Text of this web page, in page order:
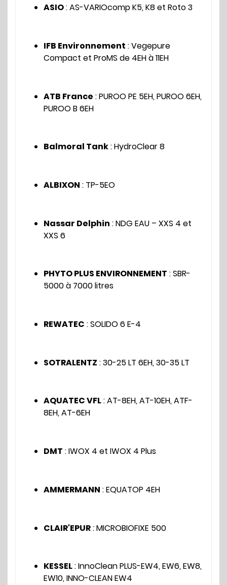
ASIO: AS-VARIOcomp K5, K8 et Roto 3
IFB Environnement : Vegepure
Compact et ProMS de 4EH à 11EH
ATB France : PUROO PE 5EH, PUROO 6EH,
PUROO B 6EH
Balmoral Tank: HydroClear 8
ALBIXON : TP-5EO
Nassar Delphin : NDG EAU – XXS 4 et
XXS 6
PHYTO PLUS ENVIRONNEMENT : SBR-
5000 à 7000 litres
REWATEC : SOLIDO 6 E-4
SOTRALENTZ : 30-25 LT 6EH, 30-35 LT
AQUATEC VFL: AT-8EH, AT-10EH, ATF-
8EH, AT-6EH
DMT : IWOX 4 et IWOX 4 Plus
AMMERMANN : EQUATOP 4EH
CLAIR'EPUR: MICROBIOFIXE 500
KESSEL: InnoClean PLUS-EW4, EW6, EW8,
EW10, INNO-CLEAN EW4